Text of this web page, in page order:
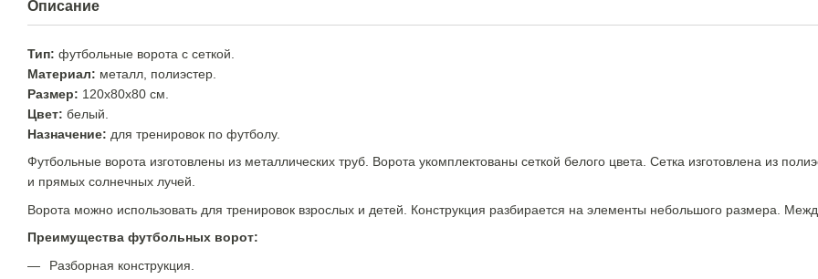
Описание
Тип: футбольные ворота с сеткой.
Материал: металл, полиэстер.
Размер: 120х80х80 см.
Цвет: белый.
Назначение: для тренировок по футболу.
Футбольные ворота изготовлены из металлических труб. Ворота укомплектованы сеткой белого цвета. Сетка изготовлена из
и прямых солнечных лучей.
Ворота можно использовать для тренировок взрослых и детей. Конструкция разбирается на элементы небольшого размера.
Преимущества футбольных ворот:
Разборная конструкция.